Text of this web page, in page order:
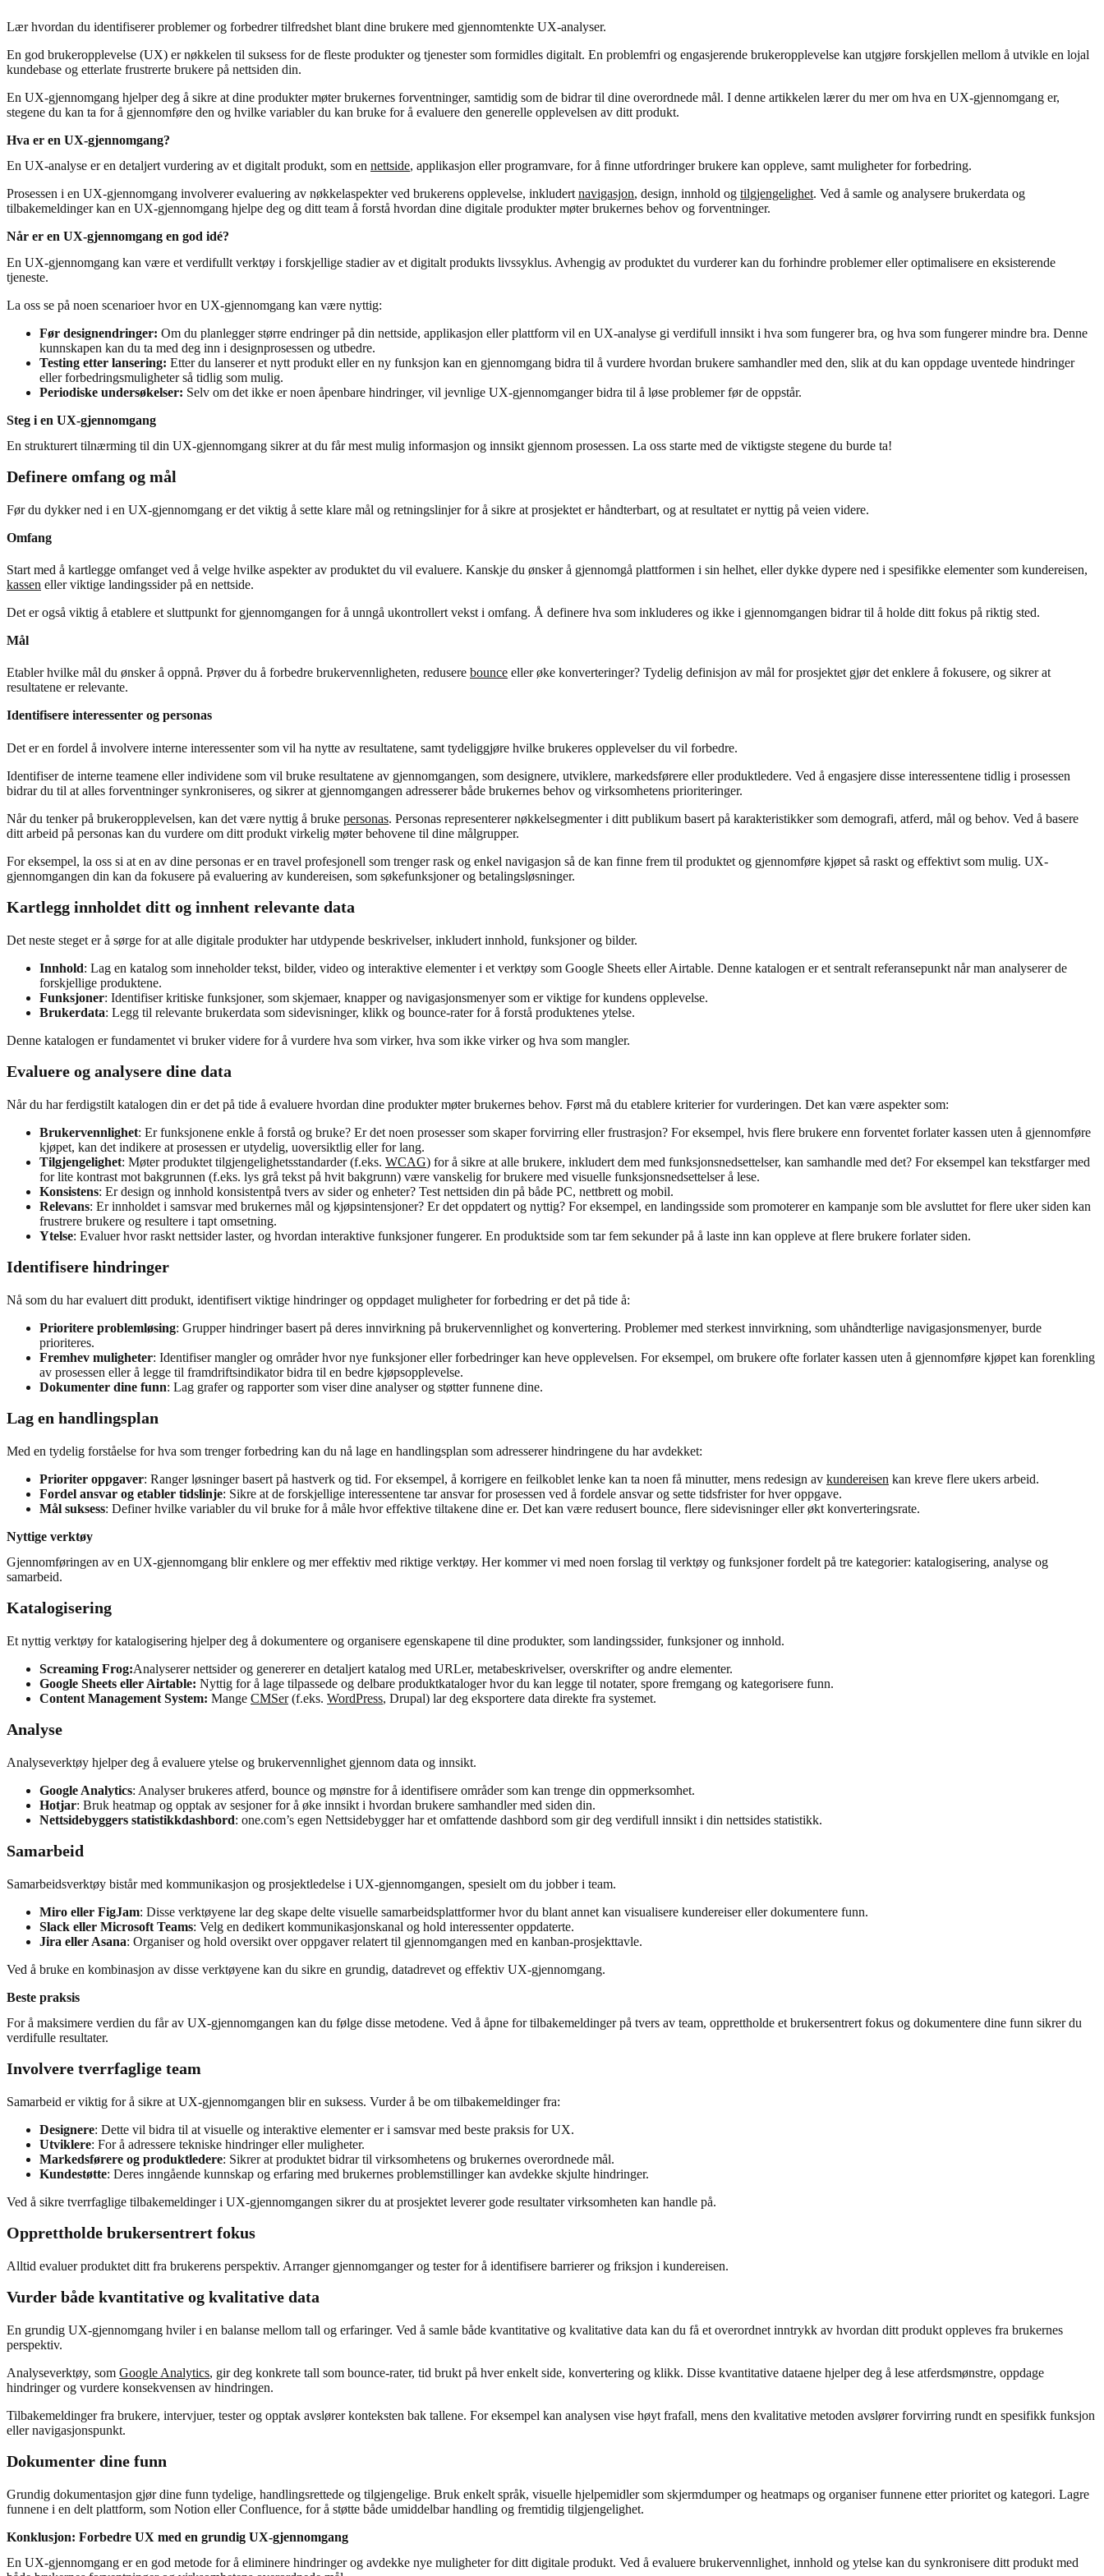
Lær hvordan du identifiserer problemer og forbedrer tilfredshet blant dine brukere med gjennomtenkte UX-analyser.
En god brukeropplevelse (UX) er nøkkelen til suksess for de fleste produkter og tjenester som formidles digitalt. En problemfri og engasjerende brukeropplevelse kan utgjøre forskjellen mellom å utvikle en lojal
kundebase og etterlate frustrerte brukere på nettsiden din.
En UX-gjennomgang hjelper deg å sikre at dine produkter møter brukernes forventninger, samtidig som de bidrar til dine overordnede mål. I denne artikkelen lærer du mer om hva en UX-gjennomgang er,
stegene du kan ta for å gjennomføre den og hvilke variabler du kan bruke for å evaluere den generelle opplevelsen av ditt produkt.
Hva er en UX-gjennomgang?
En UX-analyse er en detaljert vurdering av et digitalt produkt, som en nettside, applikasjon eller programvare, for å finne utfordringer brukere kan oppleve, samt muligheter for forbedring.
Prosessen i en UX-gjennomgang involverer evaluering av nøkkelaspekter ved brukerens opplevelse, inkludert navigasjon, design, innhold og tilgjengelighet. Ved å samle og analysere brukerdata og
tilbakemeldinger kan en UX-gjennomgang hjelpe deg og ditt team å forstå hvordan dine digitale produkter møter brukernes behov og forventninger.
Når er en UX-gjennomgang en god idé?
En UX-gjennomgang kan være et verdifullt verktøy i forskjellige stadier av et digitalt produkts livssyklus. Avhengig av produktet du vurderer kan du forhindre problemer eller optimalisere en eksisterende
tjeneste.
La oss se på noen scenarioer hvor en UX-gjennomgang kan være nyttig:
Før designendringer: Om du planlegger større endringer på din nettside, applikasjon eller plattform vil en UX-analyse gi verdifull innsikt i hva som fungerer bra, og hva som fungerer mindre bra. Denne
kunnskapen kan du ta med deg inn i designprosessen og utbedre.
Testing etter lansering: Etter du lanserer et nytt produkt eller en ny funksjon kan en gjennomgang bidra til å vurdere hvordan brukere samhandler med den, slik at du kan oppdage uventede hindringer
eller forbedringsmuligheter så tidlig som mulig.
Periodiske undersøkelser: Selv om det ikke er noen åpenbare hindringer, vil jevnlige UX-gjennomganger bidra til å løse problemer før de oppstår.
Steg i en UX-gjennomgang
En strukturert tilnærming til din UX-gjennomgang sikrer at du får mest mulig informasjon og innsikt gjennom prosessen. La oss starte med de viktigste stegene du burde ta!
Definere omfang og mål
Før du dykker ned i en UX-gjennomgang er det viktig å sette klare mål og retningslinjer for å sikre at prosjektet er håndterbart, og at resultatet er nyttig på veien videre.
Omfang
Start med å kartlegge omfanget ved å velge hvilke aspekter av produktet du vil evaluere. Kanskje du ønsker å gjennomgå plattformen i sin helhet, eller dykke dypere ned i spesifikke elementer som kundereisen,
kassen eller viktige landingssider på en nettside.
Det er også viktig å etablere et sluttpunkt for gjennomgangen for å unngå ukontrollert vekst i omfang. Å definere hva som inkluderes og ikke i gjennomgangen bidrar til å holde ditt fokus på riktig sted.
Mål
Etabler hvilke mål du ønsker å oppnå. Prøver du å forbedre brukervennligheten, redusere bounce eller øke konverteringer? Tydelig definisjon av mål for prosjektet gjør det enklere å fokusere, og sikrer at
resultatene er relevante.
Identifisere interessenter og personas
Det er en fordel å involvere interne interessenter som vil ha nytte av resultatene, samt tydeliggjøre hvilke brukeres opplevelser du vil forbedre.
Identifiser de interne teamene eller individene som vil bruke resultatene av gjennomgangen, som designere, utviklere, markedsførere eller produktledere. Ved å engasjere disse interessentene tidlig i prosessen
bidrar du til at alles forventninger synkroniseres, og sikrer at gjennomgangen adresserer både brukernes behov og virksomhetens prioriteringer.
Når du tenker på brukeropplevelsen, kan det være nyttig å bruke personas. Personas representerer nøkkelsegmenter i ditt publikum basert på karakteristikker som demografi, atferd, mål og behov. Ved å basere
ditt arbeid på personas kan du vurdere om ditt produkt virkelig møter behovene til dine målgrupper.
For eksempel, la oss si at en av dine personas er en travel profesjonell som trenger rask og enkel navigasjon så de kan finne frem til produktet og gjennomføre kjøpet så raskt og effektivt som mulig. UX-
gjennomgangen din kan da fokusere på evaluering av kundereisen, som søkefunksjoner og betalingsløsninger.
Kartlegg innholdet ditt og innhent relevante data
Det neste steget er å sørge for at alle digitale produkter har utdypende beskrivelser, inkludert innhold, funksjoner og bilder.
Innhold: Lag en katalog som inneholder tekst, bilder, video og interaktive elementer i et verktøy som Google Sheets eller Airtable. Denne katalogen er et sentralt referansepunkt når man analyserer de
forskjellige produktene.
Funksjoner: Identifiser kritiske funksjoner, som skjemaer, knapper og navigasjonsmenyer som er viktige for kundens opplevelse.
Brukerdata: Legg til relevante brukerdata som sidevisninger, klikk og bounce-rater for å forstå produktenes ytelse.
Denne katalogen er fundamentet vi bruker videre for å vurdere hva som virker, hva som ikke virker og hva som mangler.
Evaluere og analysere dine data
Når du har ferdigstilt katalogen din er det på tide å evaluere hvordan dine produkter møter brukernes behov. Først må du etablere kriterier for vurderingen. Det kan være aspekter som:
Brukervennlighet: Er funksjonene enkle å forstå og bruke? Er det noen prosesser som skaper forvirring eller frustrasjon? For eksempel, hvis flere brukere enn forventet forlater kassen uten å gjennomføre
kjøpet, kan det indikere at prosessen er utydelig, uoversiktlig eller for lang.
Tilgjengelighet: Møter produktet tilgjengelighetsstandarder (f.eks. WCAG) for å sikre at alle brukere, inkludert dem med funksjonsnedsettelser, kan samhandle med det? For eksempel kan tekstfarger med
for lite kontrast mot bakgrunnen (f.eks. lys grå tekst på hvit bakgrunn) være vanskelig for brukere med visuelle funksjonsnedsettelser å lese.
Konsistens: Er design og innhold konsistentpå tvers av sider og enheter? Test nettsiden din på både PC, nettbrett og mobil.
Relevans: Er innholdet i samsvar med brukernes mål og kjøpsintensjoner? Er det oppdatert og nyttig? For eksempel, en landingsside som promoterer en kampanje som ble avsluttet for flere uker siden kan
frustrere brukere og resultere i tapt omsetning.
Ytelse: Evaluer hvor raskt nettsider laster, og hvordan interaktive funksjoner fungerer. En produktside som tar fem sekunder på å laste inn kan oppleve at flere brukere forlater siden.
Identifisere hindringer
Nå som du har evaluert ditt produkt, identifisert viktige hindringer og oppdaget muligheter for forbedring er det på tide å:
Prioritere problemløsing: Grupper hindringer basert på deres innvirkning på brukervennlighet og konvertering. Problemer med sterkest innvirkning, som uhåndterlige navigasjonsmenyer, burde
prioriteres.
Fremhev muligheter: Identifiser mangler og områder hvor nye funksjoner eller forbedringer kan heve opplevelsen. For eksempel, om brukere ofte forlater kassen uten å gjennomføre kjøpet kan forenkling
av prosessen eller å legge til framdriftsindikator bidra til en bedre kjøpsopplevelse.
Dokumenter dine funn: Lag grafer og rapporter som viser dine analyser og støtter funnene dine.
Lag en handlingsplan
Med en tydelig forståelse for hva som trenger forbedring kan du nå lage en handlingsplan som adresserer hindringene du har avdekket:
Prioriter oppgaver: Ranger løsninger basert på hastverk og tid. For eksempel, å korrigere en feilkoblet lenke kan ta noen få minutter, mens redesign av kundereisen kan kreve flere ukers arbeid.
Fordel ansvar og etabler tidslinje: Sikre at de forskjellige interessentene tar ansvar for prosessen ved å fordele ansvar og sette tidsfrister for hver oppgave.
Mål suksess: Definer hvilke variabler du vil bruke for å måle hvor effektive tiltakene dine er. Det kan være redusert bounce, flere sidevisninger eller økt konverteringsrate.
Nyttige verktøy
Gjennomføringen av en UX-gjennomgang blir enklere og mer effektiv med riktige verktøy. Her kommer vi med noen forslag til verktøy og funksjoner fordelt på tre kategorier: katalogisering, analyse og
samarbeid.
Katalogisering
Et nyttig verktøy for katalogisering hjelper deg å dokumentere og organisere egenskapene til dine produkter, som landingssider, funksjoner og innhold.
Screaming Frog:Analyserer nettsider og genererer en detaljert katalog med URLer, metabeskrivelser, overskrifter og andre elementer.
Google Sheets eller Airtable: Nyttig for å lage tilpassede og delbare produktkataloger hvor du kan legge til notater, spore fremgang og kategorisere funn.
Content Management System: Mange CMSer(f.eks. WordPress, Drupal) lar deg eksportere data direkte fra systemet.
Analyse
Analyseverktøy hjelper deg å evaluere ytelse og brukervennlighet gjennom data og innsikt.
Google Analytics: Analyser brukeres atferd, bounce og mønstre for å identifisere områder som kan trenge din oppmerksomhet.
Hotjar: Bruk heatmap og opptak av sesjoner for å øke innsikt i hvordan brukere samhandler med siden din.
Nettsidebyggers statistikkdashbord: one.com’s egen Nettsidebygger har et omfattende dashbord som gir deg verdifull innsikt i din nettsides statistikk.
Samarbeid
Samarbeidsverktøy bistår med kommunikasjon og prosjektledelse i UX-gjennomgangen, spesielt om du jobber i team.
Miro eller FigJam: Disse verktøyene lar deg skape delte visuelle samarbeidsplattformer hvor du blant annet kan visualisere kundereiser eller dokumentere funn.
Slack eller Microsoft Teams: Velg en dedikert kommunikasjonskanal og hold interessenter oppdaterte.
Jira eller Asana: Organiser og hold oversikt over oppgaver relatert til gjennomgangen med en kanban-prosjekttavle.
Ved å bruke en kombinasjon av disse verktøyene kan du sikre en grundig, datadrevet og effektiv UX-gjennomgang.
Beste praksis
For å maksimere verdien du får av UX-gjennomgangen kan du følge disse metodene. Ved å åpne for tilbakemeldinger på tvers av team, opprettholde et brukersentrert fokus og dokumentere dine funn sikrer du
verdifulle resultater.
Involvere tverrfaglige team
Samarbeid er viktig for å sikre at UX-gjennomgangen blir en suksess. Vurder å be om tilbakemeldinger fra:
Designere: Dette vil bidra til at visuelle og interaktive elementer er i samsvar med beste praksis for UX.
Utviklere: For å adressere tekniske hindringer eller muligheter.
Markedsførere og produktledere: Sikrer at produktet bidrar til virksomhetens og brukernes overordnede mål.
Kundestøtte: Deres inngående kunnskap og erfaring med brukernes problemstillinger kan avdekke skjulte hindringer.
Ved å sikre tverrfaglige tilbakemeldinger i UX-gjennomgangen sikrer du at prosjektet leverer gode resultater virksomheten kan handle på.
Opprettholde brukersentrert fokus
Alltid evaluer produktet ditt fra brukerens perspektiv. Arranger gjennomganger og tester for å identifisere barrierer og friksjon i kundereisen.
Vurder både kvantitative og kvalitative data
En grundig UX-gjennomgang hviler i en balanse mellom tall og erfaringer. Ved å samle både kvantitative og kvalitative data kan du få et overordnet inntrykk av hvordan ditt produkt oppleves fra brukernes
perspektiv.
Analyseverktøy, som Google Analytics, gir deg konkrete tall som bounce-rater, tid brukt på hver enkelt side, konvertering og klikk. Disse kvantitative dataene hjelper deg å lese atferdsmønstre, oppdage
hindringer og vurdere konsekvensen av hindringen.
Tilbakemeldinger fra brukere, intervjuer, tester og opptak avslører konteksten bak tallene. For eksempel kan analysen vise høyt frafall, mens den kvalitative metoden avslører forvirring rundt en spesifikk funksjon
eller navigasjonspunkt.
Dokumenter dine funn
Grundig dokumentasjon gjør dine funn tydelige, handlingsrettede og tilgjengelige. Bruk enkelt språk, visuelle hjelpemidler som skjermdumper og heatmaps og organiser funnene etter prioritet og kategori. Lagre
funnene i en delt plattform, som Notion eller Confluence, for å støtte både umiddelbar handling og fremtidig tilgjengelighet.
Konklusjon: Forbedre UX med en grundig UX-gjennomgang
En UX-gjennomgang er en god metode for å eliminere hindringer og avdekke nye muligheter for ditt digitale produkt. Ved å evaluere brukervennlighet, innhold og ytelse kan du synkronisere ditt produkt med